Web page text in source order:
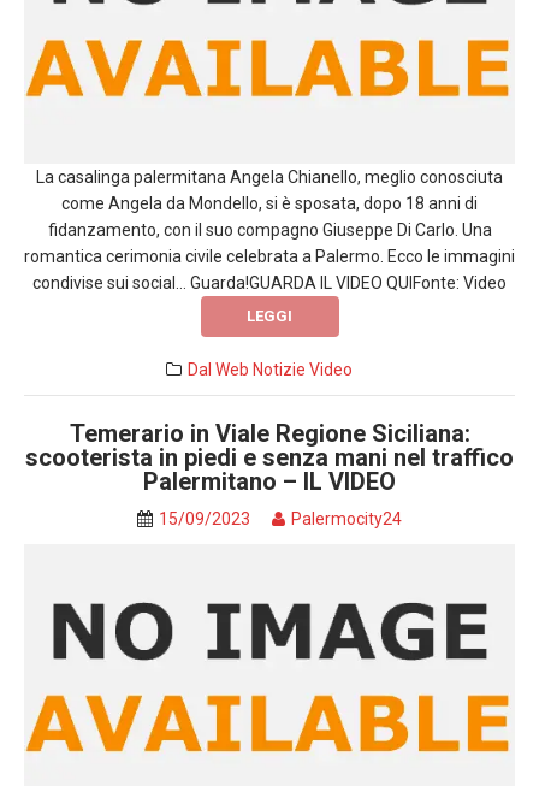
La casalinga palermitana Angela Chianello, meglio conosciuta
come Angela da Mondello, si è sposata, dopo 18 anni di
fidanzamento, con il suo compagno Giuseppe Di Carlo. Una
romantica cerimonia civile celebrata a Palermo. Ecco le immagini
condivise sui social… Guarda!GUARDA IL VIDEO QUIFonte: Video
LEGGI
Dal Web Notizie Video
Temerario in Viale Regione Siciliana:
scooterista in piedi e senza mani nel traffico
Palermitano – IL VIDEO
15/09/2023 Palermocity24